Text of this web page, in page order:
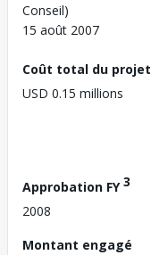
Conseil)
15 août 2007
Coût total du projet
USD 0.15 millions
Approbation FY3
2008
Montant engagé